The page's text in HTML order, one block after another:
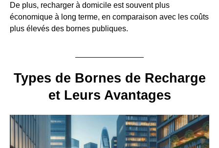
De plus, recharger à domicile est souvent plus
économique à long terme, en comparaison avec les coûts
plus élevés des bornes publiques.
Types de Bornes de Recharge
et Leurs Avantages